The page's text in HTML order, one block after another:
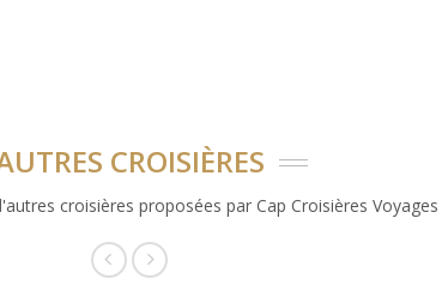
CROISIÈRES
croisières proposées par Cap Croisières Voyages